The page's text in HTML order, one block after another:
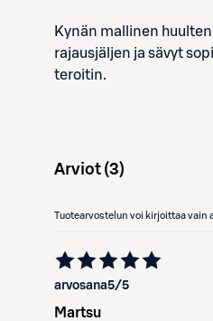
Kynän mallinen
rajausjäljen ja sävyt
teroitin.
Arviot (3)
Tuotearvostelun voi kirjoittaa vain
arvosana5/5
Martsu